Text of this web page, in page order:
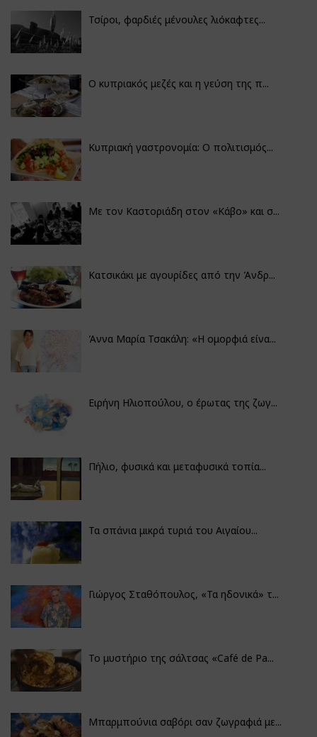
Τσίροι, φαρδιές μένουλες λιόκαφτες...
Ο κυπριακός μεζές και η γεύση της π...
Κυπριακή γαστρονομία: Ο πολιτισμός...
Με τον Καστοριάδη στον «Κάβο» και σ...
Κατσικάκι με αγουρίδες από την Άνδρ...
Άννα Μαρία Τσακάλη: «Η ομορφιά είνα...
Ειρήνη Ηλιοπούλου, ο έρωτας της ζωγ...
Πήλιο, φυσικά και μεταφυσικά τοπία...
Τα σπάνια μικρά τυριά του Αιγαίου...
Γιώργος Σταθόπουλος, «Τα ηδονικά» τ...
Το μυστήριο της σάλτσας «Café de Pa...
Μπαρμπούνια σαβόρι σαν ζωγραφιά με...